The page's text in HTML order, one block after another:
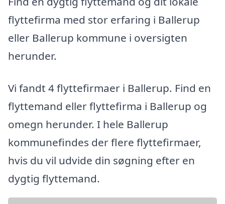
flyttefirma med stor erfaring i Ballerup
eller Ballerup kommune i oversigten
herunder.
Vi fandt 4 flyttefirmaer i Ballerup. Find en
flyttemand eller flyttefirma i Ballerup og
omegn herunder. I hele Ballerup
kommunefindes der flere flyttefirmaer,
hvis du vil udvide din søgning efter en
dygtig flyttemand.